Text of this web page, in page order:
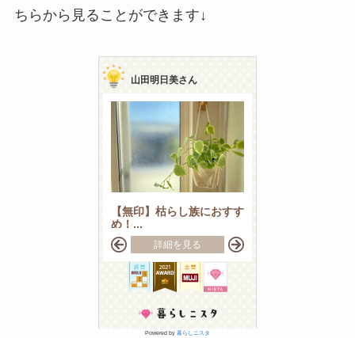
ちらから見ることができます↓
Powered by 暮らしニスタ